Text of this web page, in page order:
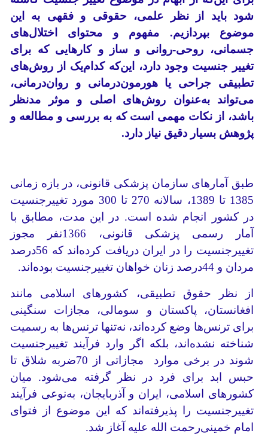
شود باید از نظر علمی، حقوقی و فقهی به این
موضوع بپردازیم. مفهوم و محتوای اختلال‌های
جسمانی، روحی‌-‌روانی و ساز و کارهایی که برای
تغییر جنسیت وجود دارد، این‌که کدام‌یک از روش‌های
تطبیقی جراحی یا هورمون‌درمانی و روان‌درمانی،
می‌تواند به‌عنوان روش‌های اصلی و موثر مدنظر
باشد، از نکات مهمی است که به بررسی و مطالعه و
پژوهش بسیار دقیق نیاز دارد.
طبق آمارهای سازمان پزشکی قانونی، در بازه زمانی
1385 تا 1389، سالانه 270 تا 300 مورد تغییر‌جنسیت
در کشور انجام شده است. در این مدت، مطابق با
آمار رسمی پزشکی قانونی، 1366نفر مجوز
تغییر‌جنسیت را در ایران دریافت کرده‌اند که 56درصد
مردان و 44درصد زنان خواهان تغییر‌جنسیت بوده‌اند.
از نظر حقوق تطبیقی، کشورهای اسلامی مانند
افغانستان، پاکستان و سومالی، مجازات سنگینی
برای ترنس‌ها وضع کرده‌اند، نه‌تنها ترنس‌ها به رسمیت
شناخته نشده‌اند، بلکه اگر وارد فرآیند تغییر‌جنسیت
شوند در برخی موارد مجازاتی از 70ضربه شلاق تا
حبس ابد برای فرد در نظر گرفته می‌شود. میان
کشورهای اسلامی، ایران و آذربایجان، به‌نوعی فرآیند
تغییر‌جنسیت را پذیرفته‌اند که این موضوع از فتوای
امام خمینی‌رحمت الله علیه آغاز شد.